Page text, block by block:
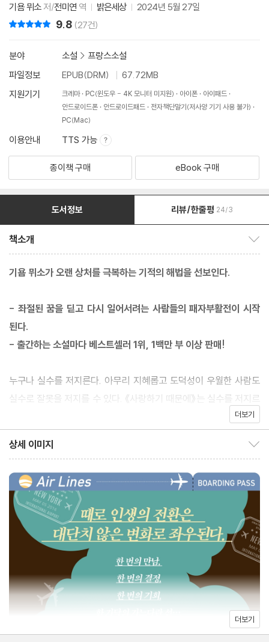
기욤 뮈소저/전미연 역 밝은세상 2024년 5월 27일
9.8 (27건)
분야 소설 > 프랑스소설
파일정보
EPUB(DRM)
67.72MB
지원기기
크레마 PC(윈도우 - 4K 모니터 미지원) 아이폰
아이패드
안드로이드폰
안드로이드패드
전자책단말기(저사양 기기 사용 불가)
PC(Mac)
이용안내 TTS 가능
종이책 구매 eBook 구매
도서정보 리뷰/한줄평 24/3
책소개
기욤 뮈소가 오랜 상처를 극복하는 기적의 해법을 선보인다.
- 좌절된 꿈을 딛고 다시 일어서려는 사람들의 패자부활전이 시작
된다.
- 출간하는 소설마다 베스트셀러 1위, 1백만 부 이상 판매!
누구나 실수를 저지른다. 아무리 지혜롭고 도덕성이 우월한 사람도
실수로 잘못을 저지를 수 있다. 《사랑하기 때문에》는 실수를 저지르
고 절망의 문턱에 다다라 있는 사람들 이야기다. 십수 년 전 출간해
정 작업을 거쳐 새로운 표지로 옷을 갈아입고 돌아왔다. 이 책이 뜻
하지 않게 잘못을 저지르고 위축된 삶을 살아가는 사람들에게 따스
한 위안이 되어줄 거라 믿는다.
《사랑하기 때문에》는 기욤 뮈소의 네 번째 소설이다. 2004년에 발
표한 《그 후에》, 2005년 작 《구해줘》, 2006년 작 《사랑하기 때문
에》가 연이어 베스트셀러가 되면서 기욤 뮈소는 프랑스를 대표하는
작가로 우뚝 서게 되었다. 《사랑하기 때문에》 이후 출간한 기욤 뮈
소의 소설 17권 모두가 프랑스 베스트셀러 1위에 오른 건 프랑스뿐
만 아니라 전 세계적으로도 매우 희귀하다고 할 수 있다. 세 번째 소
설 《구해줘》는 아마존 프랑스 85주 연속 베스트셀러 1위를 기록했
더보기
상세 이미지
더보기